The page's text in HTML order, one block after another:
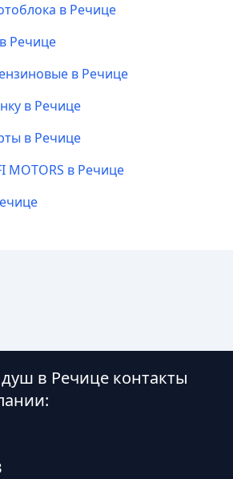
в Речице
Речице
в Речице
в Речице
в Речице
MOTORS в Речице
в Речице контакты